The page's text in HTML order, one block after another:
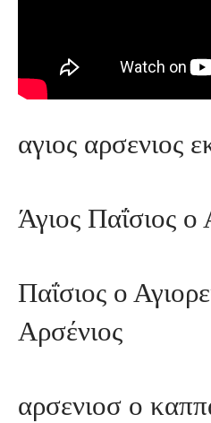
αγιος αρσενιος
Άγιος Παΐσιος ο
Παΐσιος ο
Αρσένιος
αρσενιοσ ο